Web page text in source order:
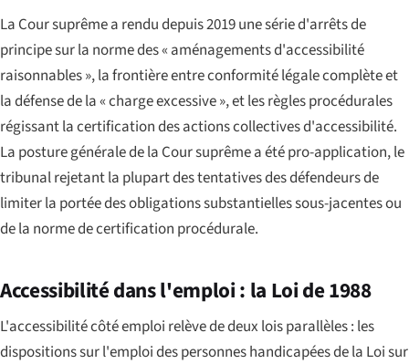
La Cour suprême a rendu depuis 2019 une série d'arrêts de
principe sur la norme des « aménagements d'accessibilité
raisonnables », la frontière entre conformité légale complète et
la défense de la « charge excessive », et les règles procédurales
régissant la certification des actions collectives d'accessibilité.
La posture générale de la Cour suprême a été pro-application, le
tribunal rejetant la plupart des tentatives des défendeurs de
limiter la portée des obligations substantielles sous-jacentes ou
de la norme de certification procédurale.
Accessibilité dans l'emploi : la Loi de 1988
L'accessibilité côté emploi relève de deux lois parallèles : les
dispositions sur l'emploi des personnes handicapées de la Loi sur